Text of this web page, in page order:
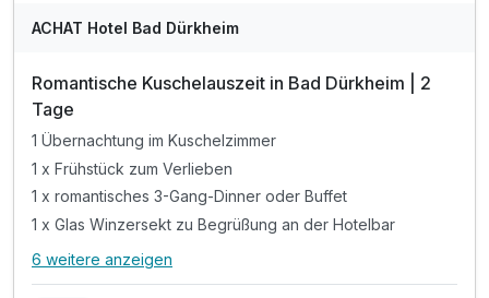
ACHAT Hotel Bad Dürkheim
Romantische Kuschelauszeit in Bad Dürkheim | 2
Tage
1 Übernachtung im Kuschelzimmer
1 x Frühstück zum Verlieben
1 x romantisches 3-Gang-Dinner oder Buffet
1 x Glas Winzersekt zu Begrüßung an der Hotelbar
Alle Inklusivleistungen
6 weitere anzeigen